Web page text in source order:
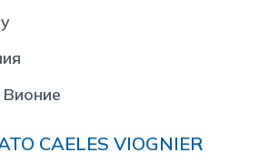
CAELES VIOGNIER